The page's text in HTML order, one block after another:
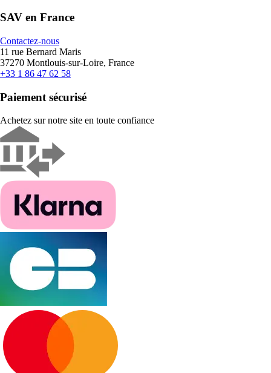
SAV en France
Contactez-nous
11 rue Bernard Maris
37270 Montlouis-sur-Loire, France
+33 1 86 47 62 58
Paiement sécurisé
Achetez sur notre site en toute confiance